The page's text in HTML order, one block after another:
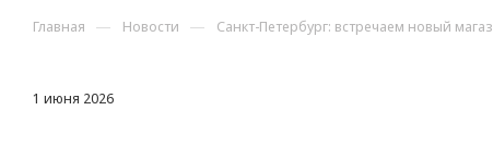
Главная — Новости — Санкт-Петербург: встречаем новый
1 июня 2026